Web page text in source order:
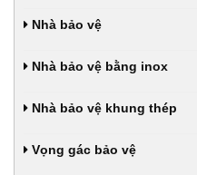
Nhà bảo vệ
Nhà bảo vệ bằng inox
Nhà bảo vệ khung thép
Vọng gác bảo vệ